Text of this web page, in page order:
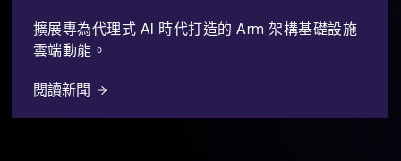
擴展專為代理式 AI 時代打造的 Arm 架構基礎設施
雲端動能。
閱讀新聞